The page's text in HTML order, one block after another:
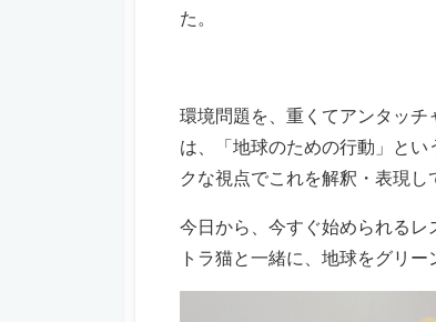
た。
環境問題を、重くてアンタッ
は、「地球のための行動」と
クな視点でこれを解釈・表現し
今日から、今すぐ始められる
トラ猫と一緒に、地球をグリー